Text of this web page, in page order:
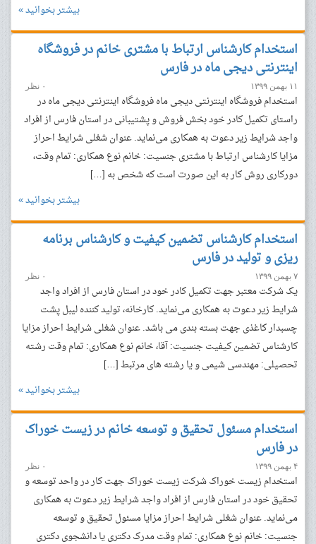
بیشتر بخوانید »
استخدام کارشناس ارتباط با مشتری خانم در فروشگاه
اینترنتی دیجی ماه در فارس
۱۱ بهمن ۱۳۹۹ ۰ نظر
استخدام فروشگاه اینترنتی دیجی ماه فروشگاه اینترنتی دیجی ماه در
راستای تکمیل کادر خود بخش فروش و پشتیبانی در استان‌ فارس از افراد
واجد شرایط زیر دعوت به همکاری می‌نماید. عنوان شغلی شرایط احراز
مزایا کارشناس ارتباط با مشتری جنسیت: خانم نوع همکاری: تمام وقت،
دورکاری روش کار به این صورت است که شخص به […]
بیشتر بخوانید »
استخدام کارشناس تضمین کیفیت و کارشناس برنامه
ریزی و تولید در فارس
۷ بهمن ۱۳۹۹ ۰ نظر
یک شرکت معتبر جهت تکمیل کادر خود در استان‌ فارس از افراد واجد
شرایط زیر دعوت به همکاری می‌نماید. کارخانه، تولید کننده لیبل پشت
چسبدار کاغذی جهت بسته بندی می باشد. عنوان شغلی شرایط احراز مزایا
کارشناس تضمین کیفیت جنسیت: آقا، خانم نوع همکاری: تمام وقت رشته
تحصیلی: مهندسی شیمی و یا رشته های مرتبط […]
بیشتر بخوانید »
استخدام مسئول تحقیق و توسعه خانم در زیست خوراک
در فارس
۴ بهمن ۱۳۹۹ ۰ نظر
استخدام زیست خوراک شرکت زیست خوراک جهت کار در واحد توسعه و
تحقیق خود در استان‌ فارس از افراد واجد شرایط زیر دعوت به همکاری
می‌نماید. عنوان شغلی شرایط احراز مزایا مسئول تحقیق و توسعه
جنسیت: خانم نوع همکاری: تمام وقت مدرک دکتری یا دانشجوی دکتری